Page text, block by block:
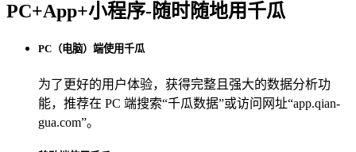
PC+App+小程序-随时随地用千瓜
PC（电脑）端使用千瓜
为了更好的用户体验，获得完整且强大的数据分析功
能，推荐在 PC 端搜索“千瓜数据”或访问网址“app.qian-
gua.com”。